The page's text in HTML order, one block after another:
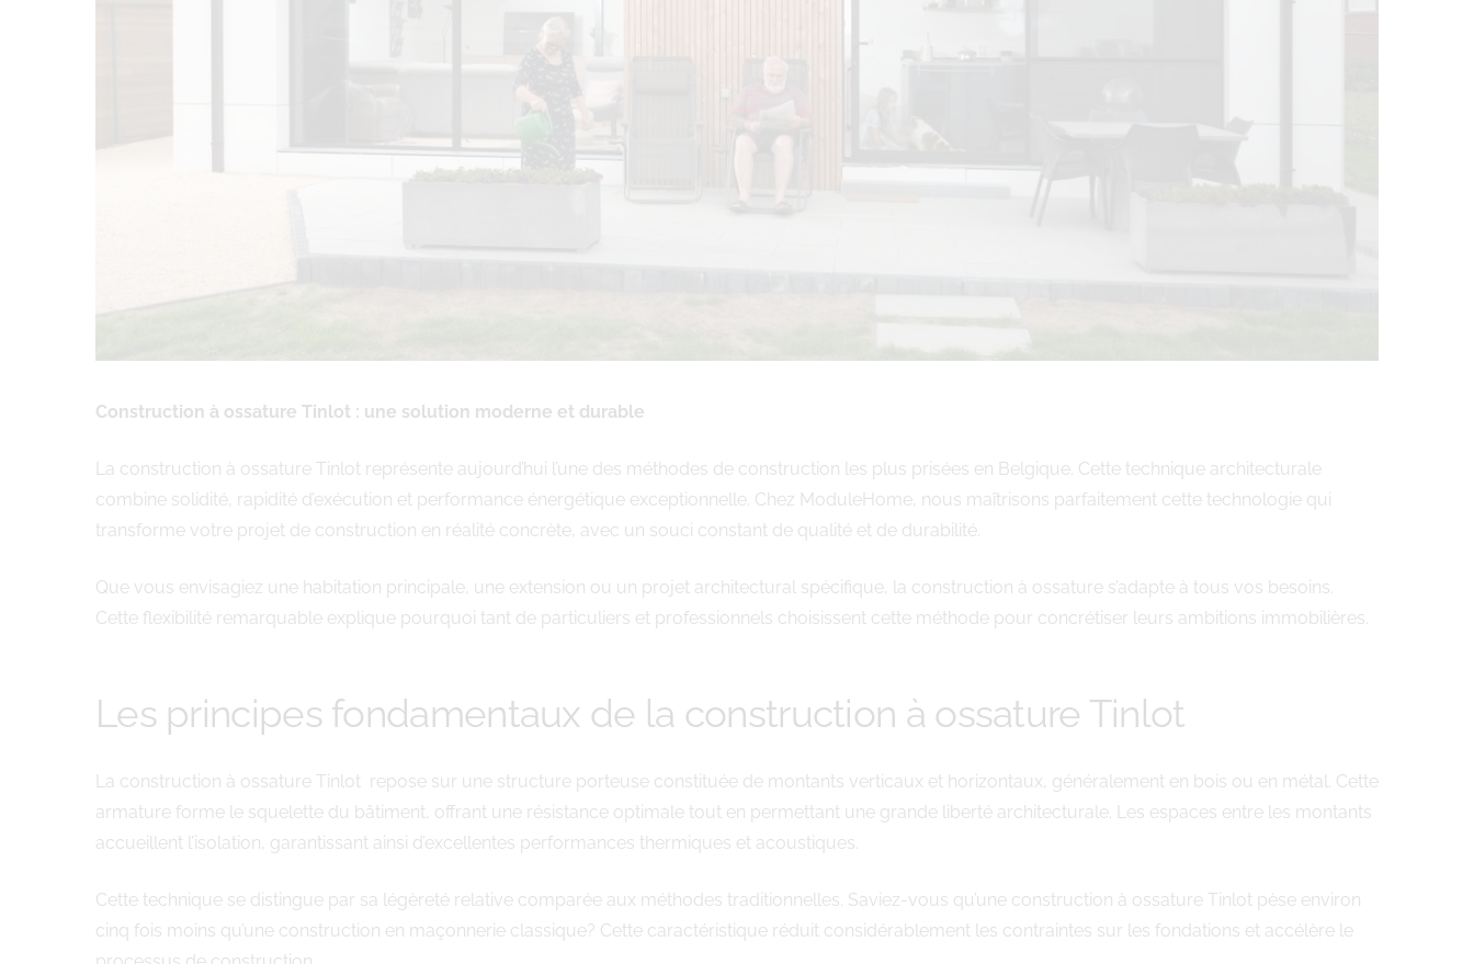
Construction à ossature Tinlot : une solution moderne et durable
La construction à ossature Tinlot représente aujourd’hui l’une des méthodes de construction les plus prisées en Belgique. Cette technique architecturale
combine solidité, rapidité d’exécution et performance énergétique exceptionnelle. Chez ModuleHome, nous maîtrisons parfaitement cette technologie qui
transforme votre projet de construction en réalité concrète, avec un souci constant de qualité et de durabilité.
Que vous envisagiez une habitation principale, une extension ou un projet architectural spécifique, la construction à ossature s’adapte à tous vos besoins.
Cette flexibilité remarquable explique pourquoi tant de particuliers et professionnels choisissent cette méthode pour concrétiser leurs ambitions immobilières.
Les principes fondamentaux de la construction à ossature Tinlot
La construction à ossature Tinlot repose sur une structure porteuse constituée de montants verticaux et horizontaux, généralement en bois ou en métal. Cette
armature forme le squelette du bâtiment, offrant une résistance optimale tout en permettant une grande liberté architecturale. Les espaces entre les montants
accueillent l’isolation, garantissant ainsi d’excellentes performances thermiques et acoustiques.
Cette technique se distingue par sa légèreté relative comparée aux méthodes traditionnelles. Saviez-vous qu’une construction à ossature Tinlot pèse environ
cinq fois moins qu’une construction en maçonnerie classique? Cette caractéristique réduit considérablement les contraintes sur les fondations et accélère le